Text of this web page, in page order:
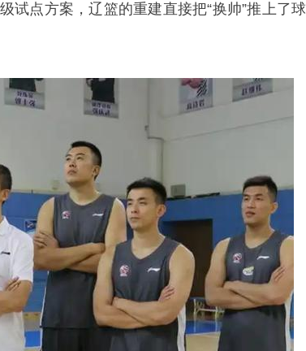
试点方案，辽篮的重建直接把“换帅”推上了球